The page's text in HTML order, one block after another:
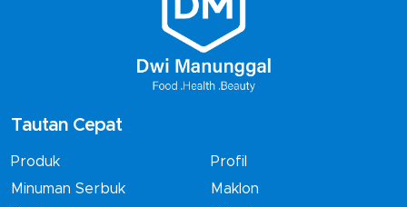
Tautan Cepat
Produk
Minuman Serbuk
Profil
Maklon